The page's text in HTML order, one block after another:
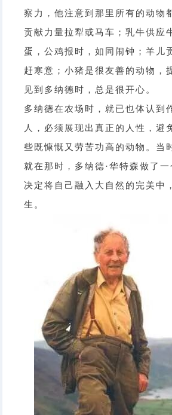
察力，他注意到那里所有的动物
贡献力量拉犁或马车；乳牛供应
蛋，公鸡报时，如同闹钟；羊儿
赶寒意；小猪是很友善的动物，
见到多纳德时，总是很开心。
多纳德在农场时，就已也体认到
人，必须展现出真正的人性，避
些既慷慨又劳苦功高的动物。当
就在那时，多纳德·华特森做了
决定将自己融入大自然的完美中
生。